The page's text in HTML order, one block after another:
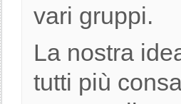
vari gruppi.
La nostra
tutti più